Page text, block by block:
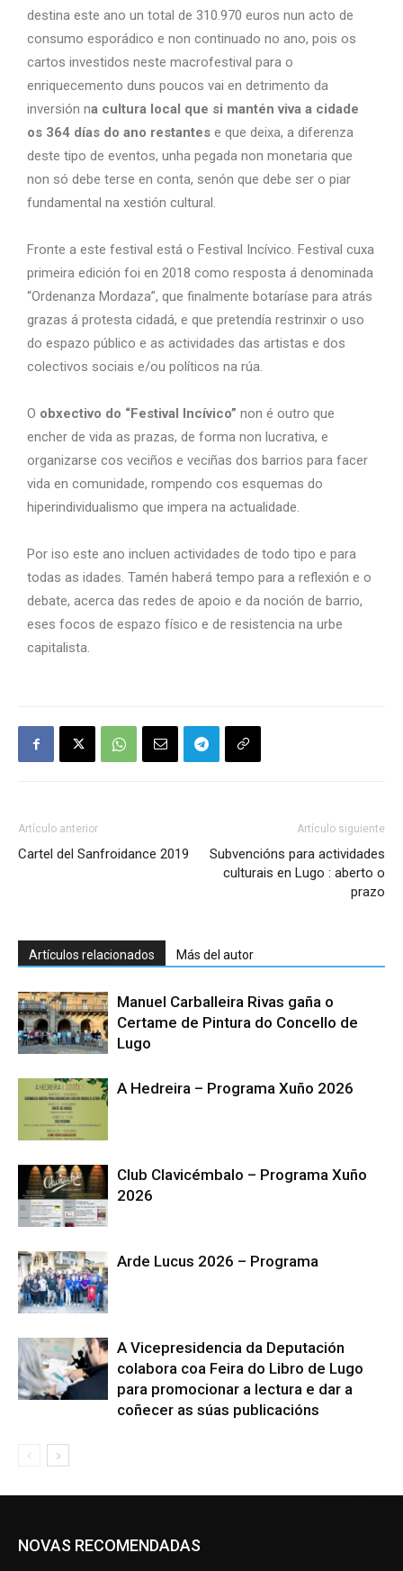
destina este ano un total de 310.970 euros nun acto de
consumo esporádico e non continuado no ano, pois os
cartos investidos neste macrofestival para o
enriquecemento duns poucos vai en detrimento da
inversión na cultura local que si mantén viva a cidade
os 364 días do ano restantes e que deixa, a diferenza
deste tipo de eventos, unha pegada non monetaria que
non só debe terse en conta, senón que debe ser o piar
fundamental na xestión cultural.
Fronte a este festival está o Festival Incívico. Festival cuxa
primeira edición foi en 2018 como resposta á denominada
“Ordenanza Mordaza”, que finalmente botaríase para atrás
grazas á protesta cidadá, e que pretendía restrinxir o uso
do espazo público e as actividades das artistas e dos
colectivos sociais e/ou políticos na rúa.
O obxectivo do “Festival Incívico” non é outro que
encher de vida as prazas, de forma non lucrativa, e
organizarse cos veciños e veciñas dos barrios para facer
vida en comunidade, rompendo cos esquemas do
hiperindividualismo que impera na actualidade.
Por iso este ano incluen actividades de todo tipo e para
todas as idades. Tamén haberá tempo para a reflexión e o
debate, acerca das redes de apoio e da noción de barrio,
eses focos de espazo físico e de resistencia na urbe
capitalista.
Artículo anterior
Cartel del Sanfroidance 2019
Artículo siguiente
Subvencións para actividades
culturais en Lugo : aberto o
prazo
Artículos relacionados Más del autor
Manuel Carballeira Rivas gaña o
Certame de Pintura do Concello de
Lugo
A Hedreira – Programa Xuño 2026
Club Clavicémbalo – Programa Xuño
2026
Arde Lucus 2026 – Programa
A Vicepresidencia da Deputación
colabora coa Feira do Libro de Lugo
para promocionar a lectura e dar a
coñecer as súas publicacións
NOVAS RECOMENDADAS